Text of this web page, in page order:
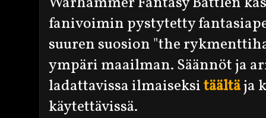
fanivoimin pystytetty
suuren suosion "the
ympäri maailman. Säännöt ja
ladattavissa ilmaiseksitäältäja
käytettävissä.